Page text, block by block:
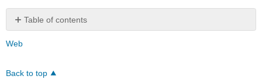
Table of contents
No
headers
Web
Back to top